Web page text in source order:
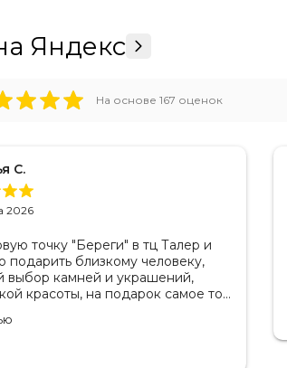
Яндекс
На основе 167 оценок
С.
2026
подарить близкому человеку,
выбор камней и украшений,
красоты, на подарок самое то.
консультанты сориентируют,
на что обратить внимание .